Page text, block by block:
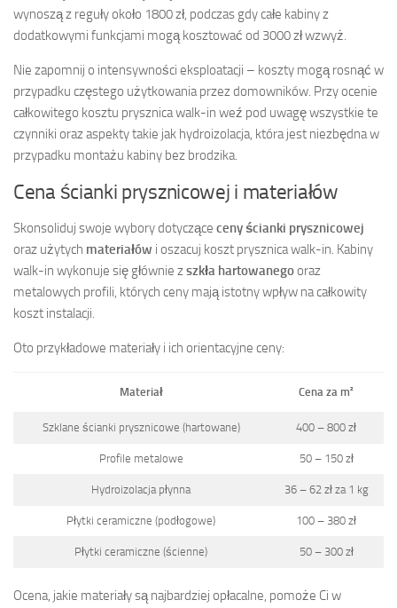
wynoszą z reguły około 1800 zł, podczas gdy całe kabiny z
dodatkowymi funkcjami mogą kosztować od 3000 zł wzwyż.
Nie zapomnij o intensywności eksploatacji – koszty mogą rosnąć w
przypadku częstego użytkowania przez domowników. Przy ocenie
całkowitego kosztu prysznica walk-in weź pod uwagę wszystkie te
czynniki oraz aspekty takie jak hydroizolacja, która jest niezbędna w
przypadku montażu kabiny bez brodzika.
Cena ścianki prysznicowej i materiałów
Skonsoliduj swoje wybory dotyczące ceny ścianki prysznicowej
oraz użytych materiałów i oszacuj koszt prysznica walk-in. Kabiny
walk-in wykonuje się głównie zszkła hartowanegooraz
metalowych profili, których ceny mają istotny wpływ na całkowity
koszt instalacji.
Oto przykładowe materiały i ich orientacyjne ceny:
Materiał Cena za m²
Szklane ścianki prysznicowe (hartowane) 400 – 800 zł
Profile metalowe 50 – 150 zł
Hydroizolacja płynna 36 – 62 zł za 1 kg
Płytki ceramiczne (podłogowe) 100 – 380 zł
Płytki ceramiczne (ścienne) 50 – 300 zł
Ocena, jakie materiały są najbardziej opłacalne, pomoże Ci w